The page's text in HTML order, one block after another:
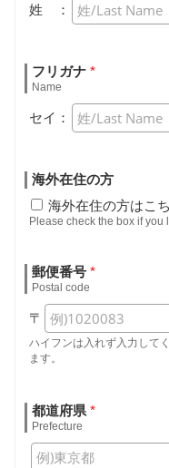
姓 ：
フリガナ *
Name
セイ：
海外在住の方
海外在住の方はこ
Please check the box if you
郵便番号 *
Postal code
〒
ハイフンは入れず入力して
ます。
都道府県 *
Prefecture